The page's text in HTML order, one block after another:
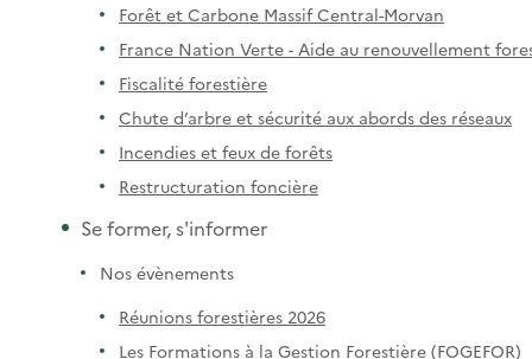
Forêt et Carbone Massif Central-Morvan
France Nation Verte - Aide au renouvellement
Fiscalité forestière
Chute d’arbre et sécurité aux abords des réseaux
Incendies et feux de forêts
Restructuration foncière
Se former, s'informer
Nos évènements
Réunions forestières 2026
Les Formations à la Gestion Forestière (FOGEFOR)